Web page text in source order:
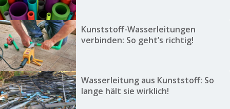
Kunststoff-Wasserleitungen
verbinden: So geht’s richtig!
Wasserleitung aus Kunststoff: So
lange hält sie wirklich!